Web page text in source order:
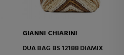
GIANNI CHIARINI
DUA BAG BS 12188 DIAMIX